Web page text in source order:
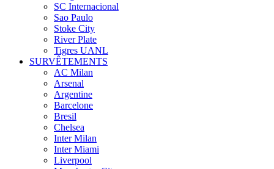
SC Internacional
Sao Paulo
Stoke City
River Plate
Tigres UANL
SURVÊTEMENTS
AC Milan
Arsenal
Argentine
Barcelone
Bresil
Chelsea
Inter Milan
Inter Miami
Liverpool